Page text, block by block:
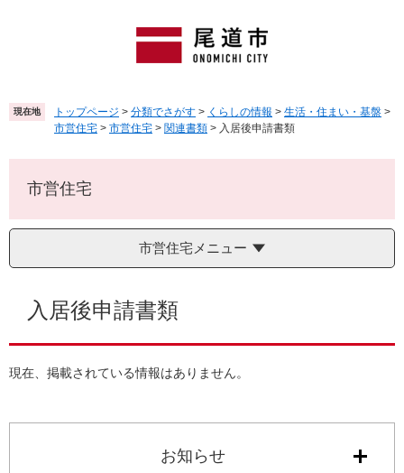
頭
で
。
飛
ば
て
へ
現在地 トップページ > 分類でさがす > くらしの情報 > 生活・住まい・基盤 >
市営住宅 > 市営住宅 > 関連書類 > 入居後申請書類
市営住宅
市営住宅メニュー
入居後申請書類
現在、掲載されている情報はありません。
お知らせ